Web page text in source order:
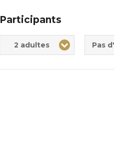
Participants
2 adultes Pas